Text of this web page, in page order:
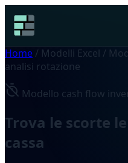
Home / Modelli Excel /
analisi rotazione
Modello cash flow
Trova le scorte
cassa